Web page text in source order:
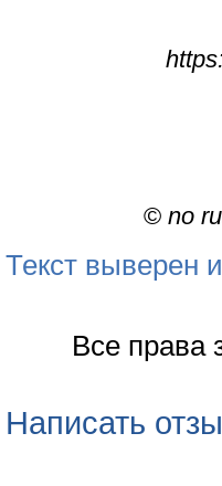
© no
Текст выверен
Все права
Написать